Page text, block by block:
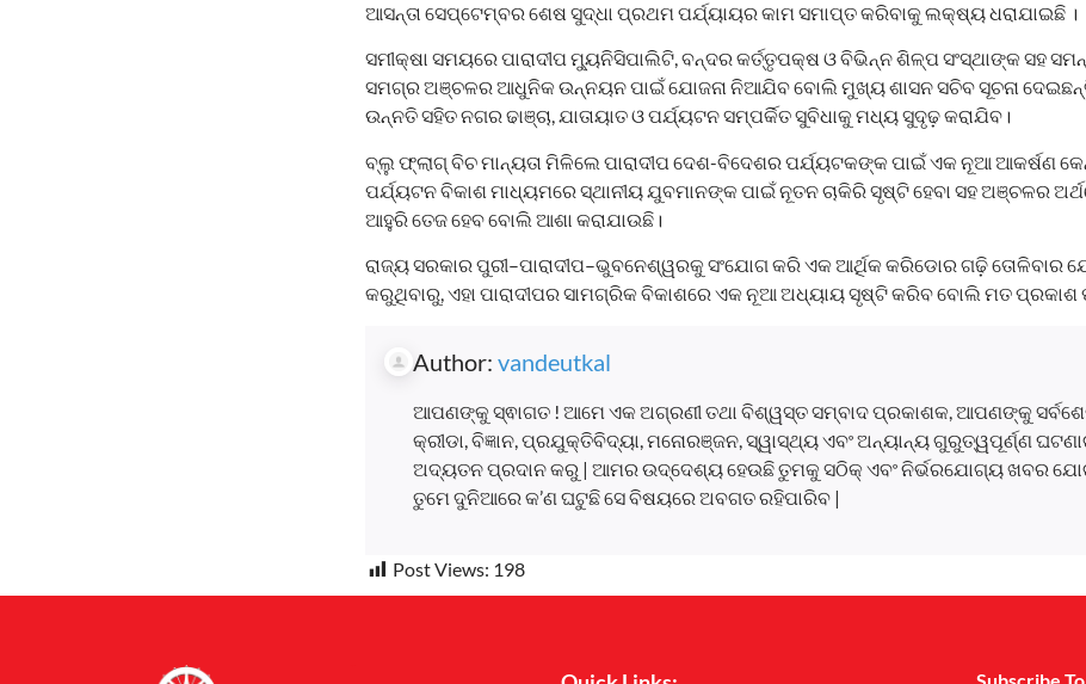
ଆସନ୍ତା ସେପ୍ଟେମ୍ବର ଶେଷ ସୁଦ୍ଧା ପ୍ରଥମ ପର୍ଯ୍ୟାୟର କାମ ସମାପ୍ତ କରିବାକୁ ଲକ୍ଷ୍ୟ ଧରାଯାଇଛି ।
ସମୀକ୍ଷା ସମୟରେ ପାରାଦୀପ ମ୍ୟୁନିସିପାଲିଟି, ବନ୍ଦର କର୍ତ୍ତୃପକ୍ଷ ଓ ବିଭିନ୍ନ ଶିଳ୍ପ ସଂସ୍ଥାଙ୍କ ସହ
ସମଗ୍ର ଅଞ୍ଚଳର ଆଧୁନିକ ଉନ୍ନୟନ ପାଇଁ ଯୋଜନା ନିଆଯିବ ବୋଲି ମୁଖ୍ୟ ଶାସନ ସଚିବ ସୂଚନା
ଉନ୍ନତି ସହିତ ନଗର ଢାଞ୍ଚା, ଯାତାୟାତ ଓ ପର୍ଯ୍ୟଟନ ସମ୍ପର୍କିତ ସୁବିଧାକୁ ମଧ୍ୟ ସୁଦୃଢ଼ କରାଯିବ।
ବ୍ଲୁ ଫ୍ଲାଗ୍ ବିଚ ମାନ୍ୟତା ମିଳିଲେ ପାରାଦୀପ ଦେଶ-ବିଦେଶର ପର୍ଯ୍ୟଟକଙ୍କ ପାଇଁ ଏକ ନୂଆ ଆକର୍ଷଣ
ପର୍ଯ୍ୟଟନ ବିକାଶ ମାଧ୍ୟମରେ ସ୍ଥାନୀୟ ଯୁବମାନଙ୍କ ପାଇଁ ନୂତନ ଚାକିରି ସୃଷ୍ଟି ହେବା ସହ ଅଞ୍ଚଳର
ଆହୁରି ତେଜ ହେବ ବୋଲି ଆଶା କରାଯାଉଛି।
ରାଜ୍ୟ ସରକାର ପୁରୀ–ପାରାଦୀପ–ଭୁବନେଶ୍ୱରକୁ ସଂଯୋଗ କରି ଏକ ଆର୍ଥିକ କରିଡୋର ଗଢ଼ି ତୋଳିବାର
କରୁଥିବାରୁ, ଏହା ପାରାଦୀପର ସାମଗ୍ରିକ ବିକାଶରେ ଏକ ନୂଆ ଅଧ୍ୟାୟ ସୃଷ୍ଟି କରିବ ବୋଲି ମତ ପ୍ରକାଶ
Author: vandeutkal
ଆପଣଙ୍କୁ ସ୍ଵାଗତ ! ଆମେ ଏକ ଅଗ୍ରଣୀ ତଥା ବିଶ୍ୱସ୍ତ ସମ୍ବାଦ ପ୍ରକାଶକ, ଆପଣଙ୍କୁ
କ୍ରୀଡା, ବିଜ୍ଞାନ, ପ୍ରଯୁକ୍ତିବିଦ୍ୟା, ମନୋରଞ୍ଜନ, ସ୍ୱାସ୍ଥ୍ୟ ଏବଂ ଅନ୍ୟାନ୍ୟ ଗୁରୁତ୍ୱପୂର୍ଣ୍ଣ
ଅଦ୍ୟତନ ପ୍ରଦାନ କରୁ | ଆମର ଉଦ୍ଦେଶ୍ୟ ହେଉଛି ତୁମକୁ ସଠିକ୍ ଏବଂ ନିର୍ଭରଯୋଗ୍ୟ ଖବର
ତୁମେ ଦୁନିଆରେ କ’ଣ ଘଟୁଛି ସେ ବିଷୟରେ ଅବଗତ ରହିପାରିବ |
Post Views: 198